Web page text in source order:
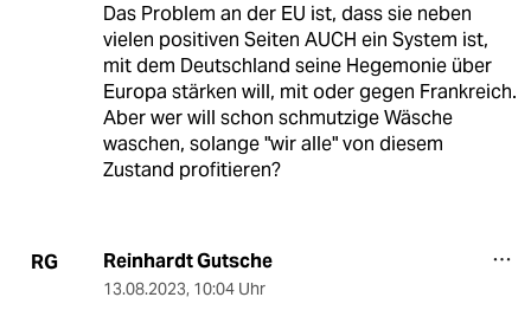
Das Problem an der EU ist, dass sie neben
vielen positiven Seiten AUCH ein System ist,
mit dem Deutschland seine Hegemonie über
Europa stärken will, mit oder gegen Frankreich.
Aber wer will schon schmutzige Wäsche
waschen, solange "wir alle" von diesem
Zustand profitieren?
RG Reinhardt Gutsche
13.08.2023, 10:04 Uhr